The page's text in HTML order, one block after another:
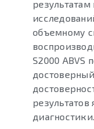
объемному
S2000 ABVS
диагностики.